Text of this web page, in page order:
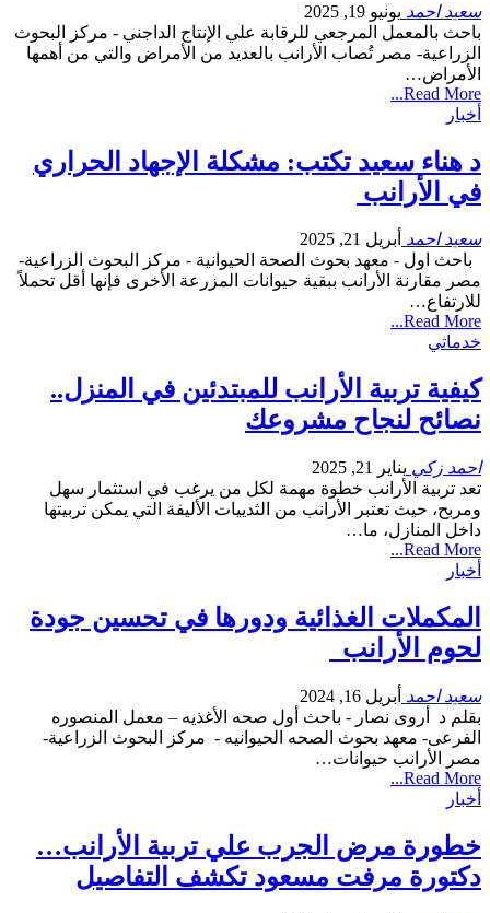
سعيد احمد يونيو 19, 2025
باحث بالمعمل المرجعي للرقابة علي الإنتاج الداجني - مركز البحوث
الزراعية- مصر تُصاب الأرانب بالعديد من الأمراض والتي من أهمها
الأمراض…
Read More...
أخبار
د هناء سعيد تكتب: مشكلة الإجهاد الحراري
في الأرانب
سعيد احمد أبريل 21, 2025
باحث اول - معهد بحوث الصحة الحيوانية - مركز البحوث الزراعية-
مصر مقارنة الأرانب ببقية حيوانات المزرعة الأخرى فإنها أقل تحملاً
للارتفاع…
Read More...
خدماتي
كيفية تربية الأرانب للمبتدئين في المنزل..
نصائح لنجاح مشروعك
احمد زكي يناير 21, 2025
تعد تربية الأرانب خطوة مهمة لكل من يرغب في استثمار سهل
ومربح، حيث تعتبر الأرانب من الثدييات الأليفة التي يمكن تربيتها
داخل المنازل، ما…
Read More...
أخبار
المكملات الغذائية ودورها في تحسين جودة
لحوم الأرانب
سعيد احمد أبريل 16, 2024
بقلم د أروى نصار - باحث أول صحه الأغذيه – معمل المنصوره
الفرعى- معهد بحوث الصحه الحيوانيه - مركز البحوث الزراعية-
مصر الأرانب حيوانات…
Read More...
أخبار
خطورة مرض الجرب علي تربية الأرانب…
دكتورة مرفت مسعود تكشف التفاصيل